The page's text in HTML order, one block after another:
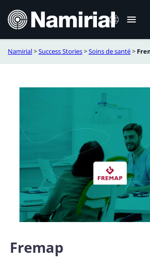
contenu
Namirial>Success Stories>Soins de santé>
Fremap